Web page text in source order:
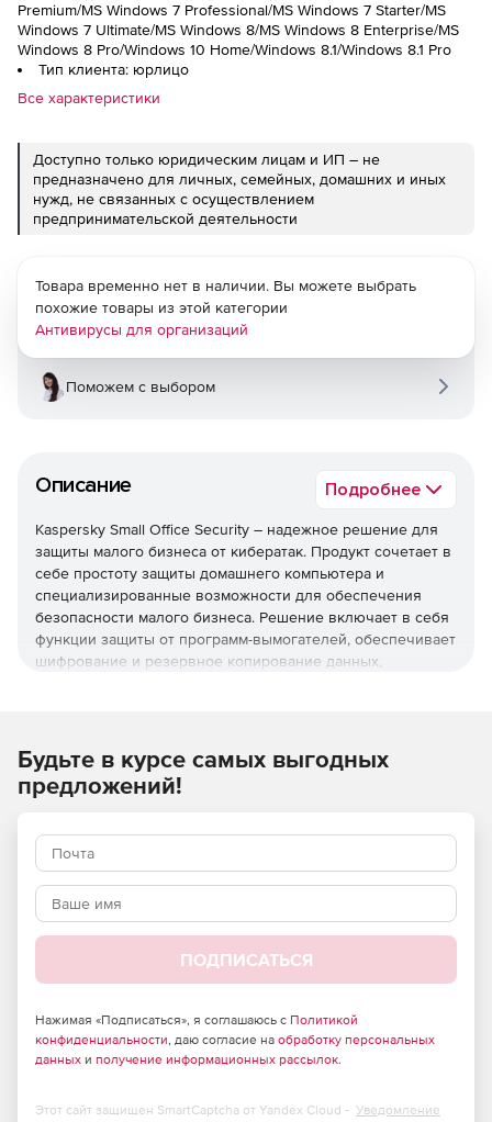
Premium/MS Windows 7 Professional/MS Windows 7 Starter/MS
Windows 7 Ultimate/MS Windows 8/MS Windows 8 Enterprise/MS
Windows 8 Pro/Windows 10 Home/Windows 8.1/Windows 8.1 Pro
Тип клиента: юрлицо
Все характеристики
Доступно только юридическим лицам и ИП – не
предназначено для личных, семейных, домашних и иных
нужд, не связанных с осуществлением
предпринимательской деятельности
Описание Подробнее
Kaspersky Small Office Security – надежное решение для
защиты малого бизнеса от кибератак. Продукт сочетает в
себе простоту защиты домашнего компьютера и
специализированные возможности для обеспечения
безопасности малого бизнеса. Решение включает в себя
функции защиты от программ-вымогателей, обеспечивает
шифрование и резервное копирование данных,
Используйте базовое решение Kaspersky Small Office
Товара временно нет в наличии. Вы можете выбрать
похожие товары из этой категории
Антивирусы для организаций
Поможем с выбором
Будьте в курсе самых выгодных
предложений!
ПОДПИСАТЬСЯ
Нажимая «Подписаться», я соглашаюсь с Политикой
конфиденциальности, даю согласие на обработку персональных
данных и получение информационных рассылок.
Этот сайт защищен SmartCaptcha от Yandex Cloud - Уведомление